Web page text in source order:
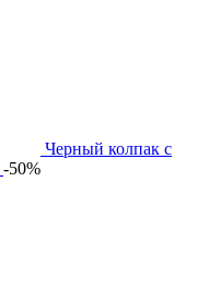
Черный колпак с
-50%